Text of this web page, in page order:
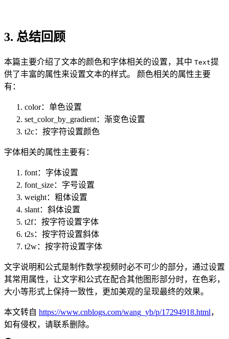
3. 总结回顾
本篇主要介绍了文本的颜色和字体相关的设置，其中 Text提
供了丰富的属性来设置文本的样式。 颜色相关的属性主要
有：
color：单色设置
set_color_by_gradient：渐变色设置
t2c：按字符设置颜色
字体相关的属性主要有：
font：字体设置
font_size：字号设置
weight：粗体设置
slant：斜体设置
t2f：按字符设置字体
t2s：按字符设置斜体
t2w：按字符设置字体
文字说明和公式是制作数学视频时必不可少的部分，通过设置
其常用属性，让文字和公式在配合其他图形部分时，在色彩，
大小等形式上保持一致性，更加美观的呈现最终的效果。
本文转自 https://www.cnblogs.com/wang_yb/p/17294918.html，
如有侵权，请联系删除。